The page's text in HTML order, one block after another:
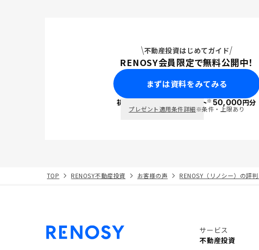
不動産投資はじめてガイド
RENOSY会員限定で無料公開中！
まずは資料をみてみる
初回面談で ポイント※50,000円分
プレゼント適用条件詳細※条件・上限あり
TOP RENOSY不動産投資 お客様の声 RENOSY（リノシー）の評
サービス
不動産投資